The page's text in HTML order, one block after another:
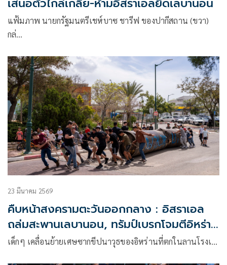
เสนอตัวไกล่เกลี่ย-ห้ามอิสราเอลยึดเลบานอน
แฟ้มภาพ นายกรัฐมนตรีเชห์บาซ ชารีฟ ของปากีสถาน (ขวา)
กล่…
23 มีนาคม 2569
คืบหน้าสงครามตะวันออกกลาง : อิสราเอล
ถล่มสะพานเลบานอน, ทรัมป์เบรกโจมตีอิหร่าน
รอเจรจา
เด็กๆ เคลื่อนย้ายเศษซากขีปนาวุธของอิหร่านที่ตกในลานโรงเ…